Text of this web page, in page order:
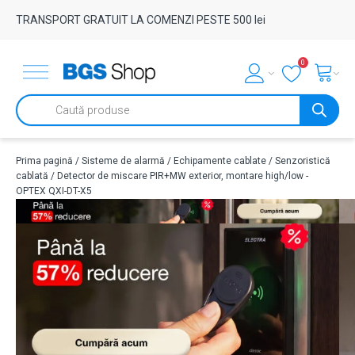
TRANSPORT GRATUIT LA COMENZI PESTE 500 lei
0
Products
search
Prima pagină / Sisteme de alarmă / Echipamente cablate / Senzoristică
cablată / Detector de miscare PIR+MW exterior, montare high/low -
OPTEX QXI-DT-X5